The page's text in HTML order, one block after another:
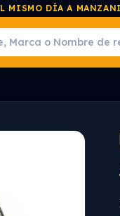
MISMO DÍA A